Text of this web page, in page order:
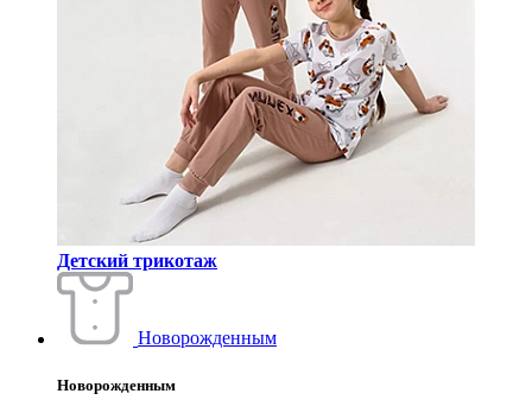
Детский трикотаж
Новорожденным
Новорожденным